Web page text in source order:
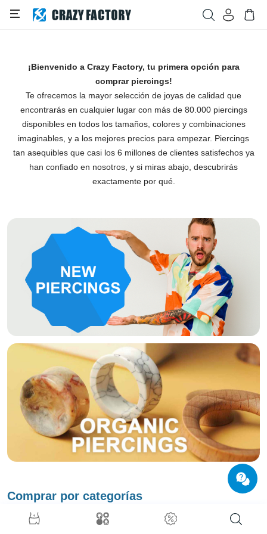
¡Bienvenido a Crazy Factory, tu primera opción para
comprar piercings!
Te ofrecemos la mayor selección de joyas de calidad que
encontrarás en cualquier lugar con más de 80.000 piercings
disponibles en todos los tamaños, colores y combinaciones
imaginables, y a los mejores precios para empezar. Piercings
tan asequibles que casi los 6 millones de clientes satisfechos ya
han confiado en nosotros, y si miras abajo, descubrirás
exactamente por qué.
Comprar por categorías